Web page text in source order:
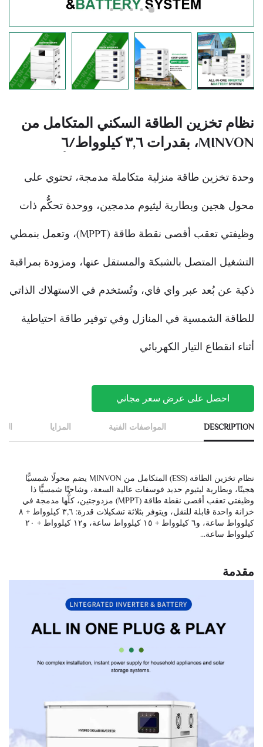
نظام تخزين الطاقة السكني المتكامل من
MINVON، بقدرات ٣,٦ كيلوواط‏/٦
مدمجًا وجهاز بطارية ليثيوم، مع وظيفتي
تعقب أقصى نقطة طاقة (MPPT)
(ESS) يعمل على الشبكة وعلى نحو
مستقل، ومزود بمراقبة لاسلكية عبر واي
من الألواح الشمسية
وحدة تخزين طاقة منزلية متكاملة مدمجة، تحتوي على
محول هجين وبطارية ليثيوم مدمجين، ووحدة تحكُّم ذات
وظيفتي تعقب أقصى نقطة طاقة (MPPT)، وتعمل بنمطي
التشغيل المتصل بالشبكة والمستقل عنها، ومزودة بمراقبة
ذكية عن بُعد عبر واي فاي، وتُستخدم في الاستهلاك الذاتي
للطاقة الشمسية في المنازل وفي توفير طاقة احتياطية
أثناء انقطاع التيار الكهربائي
احصل على عرض سعر مجاني
DESCRIPTION المواصفات الفنية المزايا
نظام تخزين الطاقة (ESS) المتكامل من MINVON يضم محولًا شمسيًّا
هجينًا، وبطارية ليثيوم حديد فوسفات عالية السعة، وشاحنًا شمسيًّا ذا
وظيفتي تعقب أقصى نقطة طاقة (MPPT) مزدوجتين، كلُّها مدمجة في
خزانة واحدة قابلة للنقل، ويتوفر بثلاثة تشكيلات قدرة: ٣,٦ كيلوواط + ٨
كيلوواط ساعة، و٦ كيلوواط + ١٥ كيلوواط ساعة، و١٢ كيلوواط + ٢٠
كيلوواط ساعة...
مقدمة